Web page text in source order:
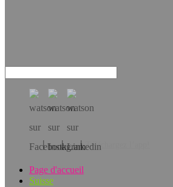
Téléchargez l’app!
Page d'accueil
Suisse